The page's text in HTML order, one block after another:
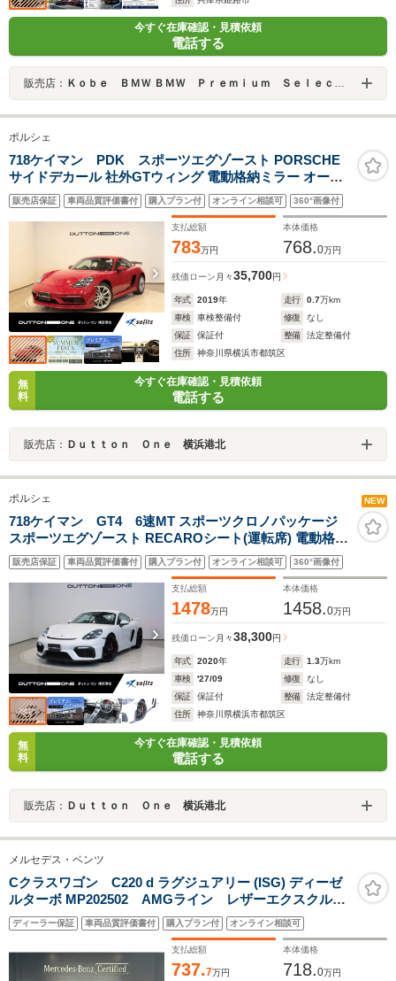
今すぐ在庫確認・見積依頼
電話する
販売店： Ｋｏｂｅ ＢＭＷ ＢＭＷ Ｐｒｅｍｉｕｍ Ｓｅｌｅｃｔｉｏｎ 姫路
ポルシェ
718ケイマン PDK スポーツエグゾースト PORSCHE
サイドデカール 社外GTウィング 電動格納ミラー オート
エアコン バックカメラ PDLSプラス ハーフレザーシート
ETC車載器 純正ナビゲーション カーマインレッド ブラッ
販売店保証 車両品質評価書付 購入プラン付 オンライン相談可 360°画像付
支払総額
783万円
本体価格
768.0万円
残価ローン 月々35,700円
年式 2019年 走行 0.7万km
車検
車検整備付 修復
なし
保証
保証付 整備
法定整備付
住所
神奈川県横浜市都筑区
無
料
今すぐ在庫確認・見積依頼
電話する
販売店： Ｄｕｔｔｏｎ Ｏｎｅ 横浜港北
ポルシェ NEW
718ケイマン GT4 6速MT スポーツクロノパッケージ
スポーツエグゾースト RECAROシート(運転席) 電動格納
ミラー バックカメラ シートヒーター スピードメーター
(レッド) PDLSプラスLEDヘッドライト レッドシートベル
販売店保証 車両品質評価書付 購入プラン付 オンライン相談可 360°画像付
支払総額
1478万円
本体価格
1458.0万円
残価ローン 月々38,300円
年式 2020年 走行 1.3万km
車検
'27/09 修復
なし
保証
保証付 整備
法定整備付
住所
神奈川県横浜市都筑区
無
料
今すぐ在庫確認・見積依頼
電話する
販売店： Ｄｕｔｔｏｎ Ｏｎｅ 横浜港北
メルセデス・ベンツ
Cクラスワゴン C220 d ラグジュアリー (ISG) ディーゼ
ルターボ MP202502 AMGライン レザーエクスクルー
シブパッケージ ドライバーズパッケージ 本革シー
ト リアアクスルステアリング ブルメスターサウン
ド ヘッドアップディスプレイ 19インチアルミホイー
ル シートベンチレーター
ディーラー保証 車両品質評価書付 購入プラン付 オンライン相談可
支払総額
737.7万円
本体価格
718.0万円